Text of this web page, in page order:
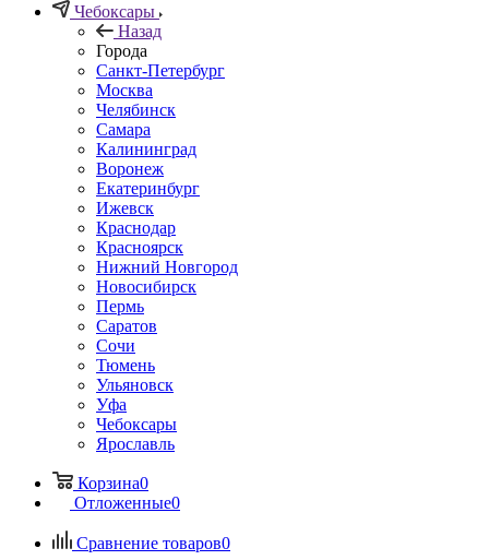
Чебоксары
Назад
Города
Санкт-Петербург
Москва
Челябинск
Самара
Калининград
Воронеж
Екатеринбург
Ижевск
Краснодар
Красноярск
Нижний Новгород
Новосибирск
Пермь
Саратов
Сочи
Тюмень
Ульяновск
Уфа
Чебоксары
Ярославль
Корзина0
Отложенные0
Сравнение товаров0